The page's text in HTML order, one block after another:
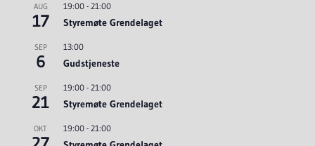
AUG
17
19:00- 21:00
Styremøte Grendelaget
SEP
6
13:00
Gudstjeneste
SEP
21
19:00- 21:00
Styremøte Grendelaget
OKT 19:00- 21:00